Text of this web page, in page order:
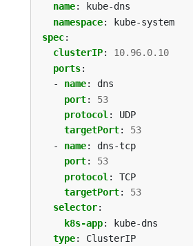
name:
kube-dns
namespace:
kube-system
spec:
clusterIP:
10.96.0.10
ports:
- name:
dns
port:
53
protocol :
UDP
targetPort:
53
- name:
dns-tcp
port:
53
protocol :
TCP
targetPort:
53
selector:
k8s-app:
kube-dns
type: ClusterIP